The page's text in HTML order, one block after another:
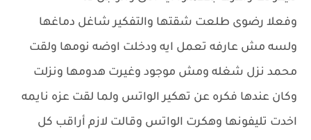
وفعلا رضوى طلعت شقتها والتفكير شاغل دماغها
ولسه مش عارفه تعمل ايه ودخلت اوضه نومها ولقت
محمد نزل شغله ومش موجود وغيرت هدومها ونزلت
وكان عندها فكره عن تهكير الواتس ولما لقت عزه نايمه
اخدت تليفونها وهكرت الواتس وقالت لازم أراقب كل